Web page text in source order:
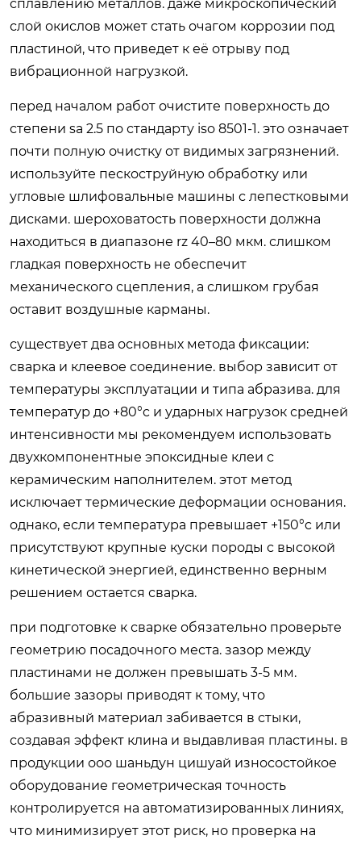
сплавлению металлов. даже микроскопический
слой окислов может стать очагом коррозии под
пластиной, что приведет к её отрыву под
вибрационной нагрузкой.
перед началом работ очистите поверхность до
степени sa 2.5 по стандарту iso 8501-1. это означает
почти полную очистку от видимых загрязнений.
используйте пескоструйную обработку или
угловые шлифовальные машины с лепестковыми
дисками. шероховатость поверхности должна
находиться в диапазоне rz 40–80 мкм. слишком
гладкая поверхность не обеспечит
механического сцепления, а слишком грубая
оставит воздушные карманы.
существует два основных метода фиксации:
сварка и клеевое соединение. выбор зависит от
температуры эксплуатации и типа абразива. для
температур до +80°c и ударных нагрузок средней
интенсивности мы рекомендуем использовать
двухкомпонентные эпоксидные клеи с
керамическим наполнителем. этот метод
исключает термические деформации основания.
однако, если температура превышает +150°c или
присутствуют крупные куски породы с высокой
кинетической энергией, единственно верным
решением остается сварка.
при подготовке к сварке обязательно проверьте
геометрию посадочного места. зазор между
пластинами не должен превышать 3-5 мм.
большие зазоры приводят к тому, что
абразивный материал забивается в стыки,
создавая эффект клина и выдавливая пластины. в
продукции ооо шаньдун цишуай износостойкое
оборудование геометрическая точность
контролируется на автоматизированных линиях,
что минимизирует этот риск, но проверка на